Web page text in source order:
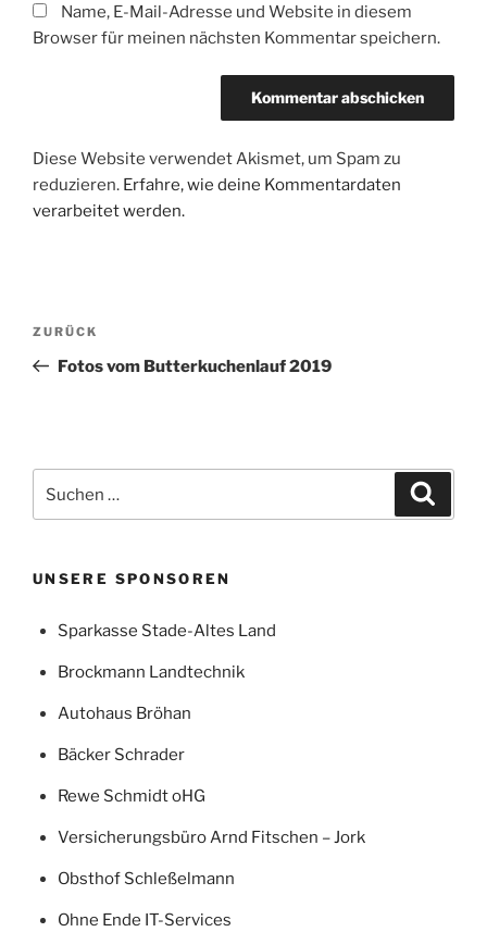
Name, E-Mail-Adresse und Website in diesem
Browser für meinen nächsten Kommentar speichern.
Diese Website verwendet Akismet, um Spam zu
reduzieren. Erfahre, wie deine Kommentardaten
verarbeitet werden.
Beitragsnavigation
Vorheriger
Beitrag
ZURÜCK
Fotos vom Butterkuchenlauf 2019
nach:
UNSERE SPONSOREN
Sparkasse Stade-Altes Land
Brockmann Landtechnik
Autohaus Bröhan
Bäcker Schrader
Rewe Schmidt oHG
Versicherungsbüro Arnd Fitschen – Jork
Obsthof Schleßelmann
Ohne Ende IT-Services